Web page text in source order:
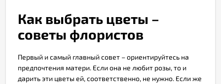
Как выбрать цветы –
советы флористов
Первый и самый главный совет – ориентируйтесь на
предпочтения матери. Если она не любит розы, то и
дарить эти цветы ей, соответственно, не нужно. Если же